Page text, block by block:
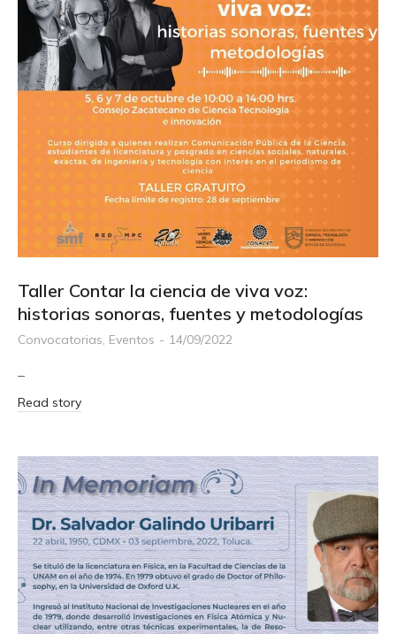
Taller Contar la ciencia de viva voz:
historias sonoras, fuentes y metodologías
Convocatorias, Eventos 14/09/2022
–
Read story